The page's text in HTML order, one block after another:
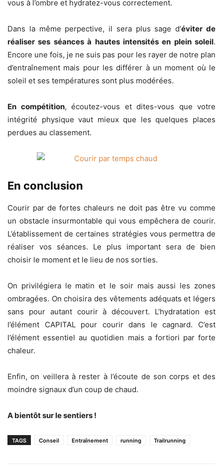
vous à l’ombre et hydratez-vous correctement.
Dans la même perpective, il sera plus sage d’éviter de
réaliser ses séances à hautes intensités en plein soleil.
Encore une fois, je ne suis pas pour les rayer de notre plan
d’entraînement mais pour les différer à un moment où le
soleil et ses températures sont plus modérées.
En compétition, écoutez-vous et dites-vous que votre
intégrité physique vaut mieux que les quelques places
perdues au classement.
En conclusion
Courir par de fortes chaleurs ne doit pas être vu comme
un obstacle insurmontable qui vous empêchera de courir.
L’établissement de certaines stratégies vous permettra de
réaliser vos séances. Le plus important sera de bien
choisir le moment et le lieu de nos sorties.
On privilégiera le matin et le soir mais aussi les zones
ombragées. On choisira des vêtements adéquats et légers
sans pour autant courir à découvert. L’hydratation est
l’élément CAPITAL pour courir dans le cagnard. C’est
l’élément essentiel au quotidien mais a fortiori par forte
chaleur.
Enfin, on veillera à rester à l’écoute de son corps et des
moindre signaux d’un coup de chaud.
A bientôt sur le sentiers !
TAGS Conseil Entraînement running Trailrunning